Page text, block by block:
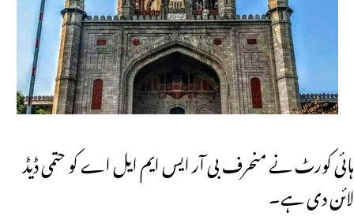
ہائی کورٹ نے منحرف بی آر ایس ایم ایل اے کو حتمی ڈیڈ
لائن دی ہے۔